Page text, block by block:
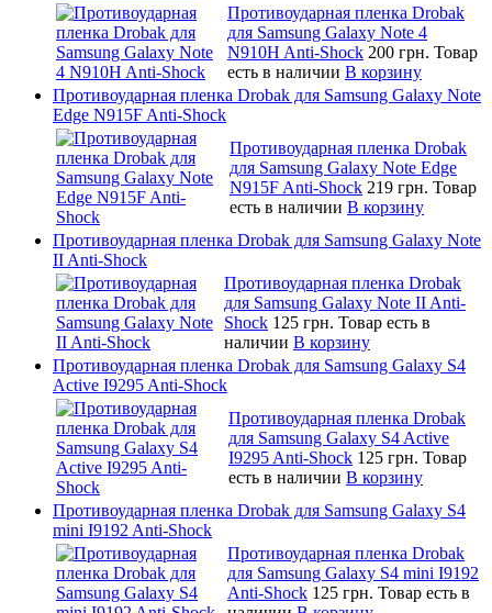
Противоударная пленка Drobak
для Samsung Galaxy Note 4
N910H Anti-Shock 200 грн. Товар
есть в наличии В корзину
Противоударная пленка Drobak для Samsung Galaxy Note
Edge N915F Anti-Shock
Противоударная пленка Drobak
для Samsung Galaxy Note Edge
N915F Anti-Shock 219 грн. Товар
есть в наличии В корзину
Противоударная пленка Drobak для Samsung Galaxy Note
II Anti-Shock
Противоударная пленка Drobak
для Samsung Galaxy Note II Anti-
Shock 125 грн. Товар есть в
наличии В корзину
Противоударная пленка Drobak для Samsung Galaxy S4
Active I9295 Anti-Shock
Противоударная пленка Drobak
для Samsung Galaxy S4 Active
I9295 Anti-Shock 125 грн. Товар
есть в наличии В корзину
Противоударная пленка Drobak для Samsung Galaxy S4
mini I9192 Anti-Shock
Противоударная пленка Drobak
для Samsung Galaxy S4 mini I9192
Anti-Shock 125 грн. Товар есть в